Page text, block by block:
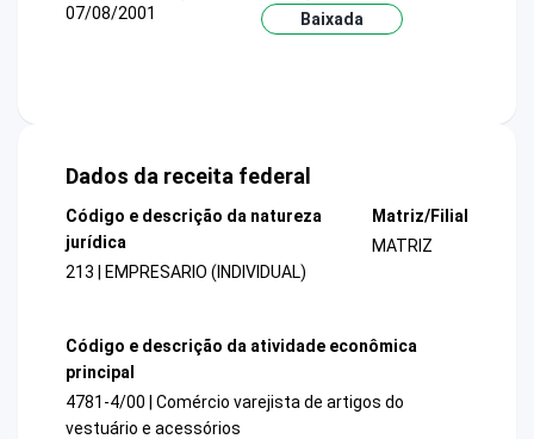
07/08/2001
Baixada
Dados da receita federal
Código e descrição da natureza
jurídica
213 | EMPRESARIO (INDIVIDUAL)
Matriz/Filial
MATRIZ
Código e descrição da atividade econômica
principal
4781-4/00 | Comércio varejista de artigos do
vestuário e acessórios